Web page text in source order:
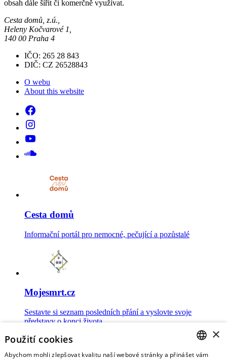
obsah dále šířit či komerčně využívat.
Cesta domů, z.ú.,
Heleny Kočvarové 1,
140 00 Praha 4
IČO: 265 28 843
DIČ: CZ 26528843
O webu
About this website
Cesta domů
Informační portál pro nemocné, pečující a pozůstalé
Mojesmrt.cz
Sestavte si seznam posledních přání a vyslovte svoje
představy o konci života
×
Použití cookies
Abychom mohli zlepšovat kvalitu naší webové stránky a přinášet vám